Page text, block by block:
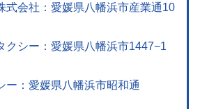
式会社：愛媛県八幡浜市産業通10
クシー：愛媛県八幡浜市1447−1
ー：愛媛県八幡浜市昭和通